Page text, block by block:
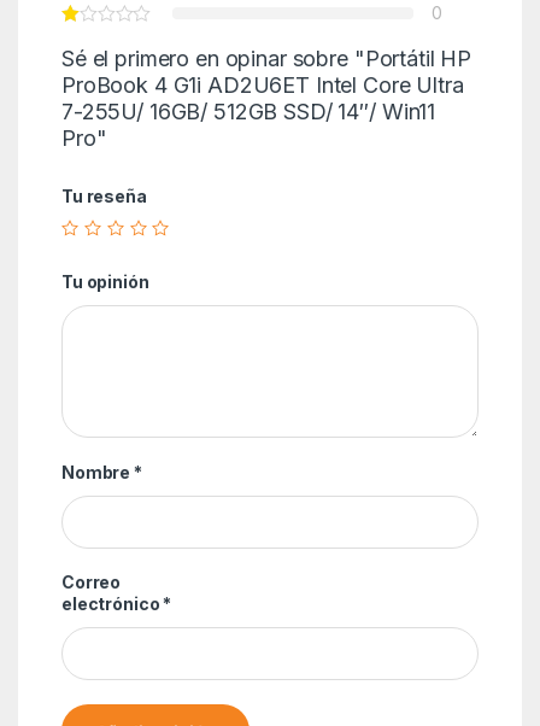
0
Sé el primero en opinar sobre "Portátil HP
ProBook 4 G1i AD2U6ET Intel Core Ultra
7-255U/ 16GB/ 512GB SSD/ 14″/ Win11
Pro"
Tu reseña
Tu opinión
Nombre *
Correo
electrónico *